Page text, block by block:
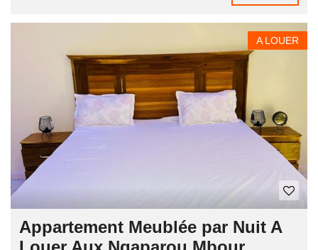
A LOUER
Appartement Meublée par Nuit A